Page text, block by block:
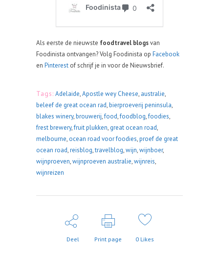
Als eerste de nieuwste foodtravel blogsvan
Foodinista ontvangen? Volg Foodinista op Facebook
en Pinterest of schrijf je in voor de Nieuwsbrief.
Tags: Adelaide,Apostle wey Cheese, australie,
beleef de great ocean rad,bierproeverij peninsula,
blakes winery,brouwerij,food,foodblog,foodies,
frest brewery,fruit plukken, great ocean road,
melbourne, ocean road voor foodies,proef de great
ocean road,reisblog,travelblog,wijn,wijnboer,
wijnproeven,wijnproeven australie,wijnreis,
wijnreizen
Deel Print page 0 Likes